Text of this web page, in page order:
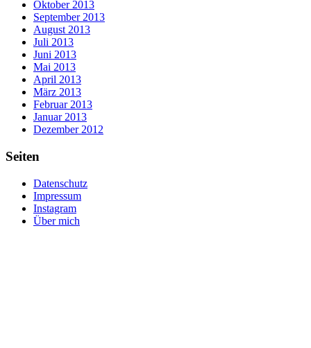
Oktober 2013
September 2013
August 2013
Juli 2013
Juni 2013
Mai 2013
April 2013
März 2013
Februar 2013
Januar 2013
Dezember 2012
Seiten
Datenschutz
Impressum
Instagram
Über mich